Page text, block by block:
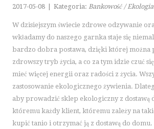
BIŻUTERIA
MEBLE
WYPOSAŻENIE WNĘTRZ
WYPOSAŻENIE ŁAZIENKI
ODZIEŻ
SPORT
ELEKTRONIKA, RTV, AGD
ART. DLA ZWIERZĄT
2017-05-08 Kategoria: Bankowość / Ekologia
W dzisiejszym świecie zdrowe odzywanie
wkładamy do naszego garnka staje się
bardzo dobra postawa, dzięki której można
zdrowszy tryb życia, a co za tym idzie czuć
mieć więcej energii oraz radości z życia.
zastosowanie ekologicznego żywienia.
aby prowadzić sklep ekologiczny z dostawą
któremu każdy klient, któremu zależy na
kupić tanio i otrzymać ją z dostawą do domu.